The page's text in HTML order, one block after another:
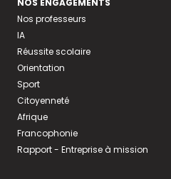
Nos professeurs
IA
Réussite scolaire
Orientation
Sport
Citoyenneté
Afrique
Francophonie
Rapport - Entreprise à mission